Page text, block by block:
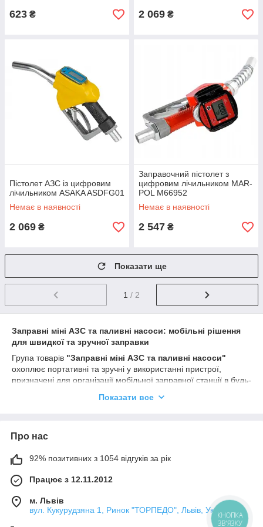
623 ₴ 2 069 ₴
Пістолет АЗС із цифровим
лічильником ASAKA ASDFG01
Немає в наявності
2 069 ₴
Заправочний пістолет з
цифровим лічильником MAR-
POL M66952
Немає в наявності
2 547 ₴
Показати ще
1 / 2
Заправні міні АЗС та паливні насоси: мобільні рішення
для швидкої та зручної заправки
Група товарів "Заправні міні АЗС та паливні насоси"
охоплює портативні та зручні у використанні пристрої,
призначені для організації мобільної заправної станції в будь-
пістолети та паливні насоси, що працюють від різних
інфраструктури, ці пристрої забезпечують надійну та швидку
умовах або на будівельних майданчиках.
Продукти категорії:
собі паливний насос, резервуар та заправний пістолет.
Призначені для зберігання та заправки палива у
важкодоступних місцях, де немає доступу до звичайної
Показати все
Про нас
92% позитивних з 1054 відгуків за рік
Працює з 12.11.2012
м. Львів
вул. Кукурудзяна 1, Ринок "ТОРПЕДО", Львів, Україна
КНОПКА
ЗВ'ЯЗКУ